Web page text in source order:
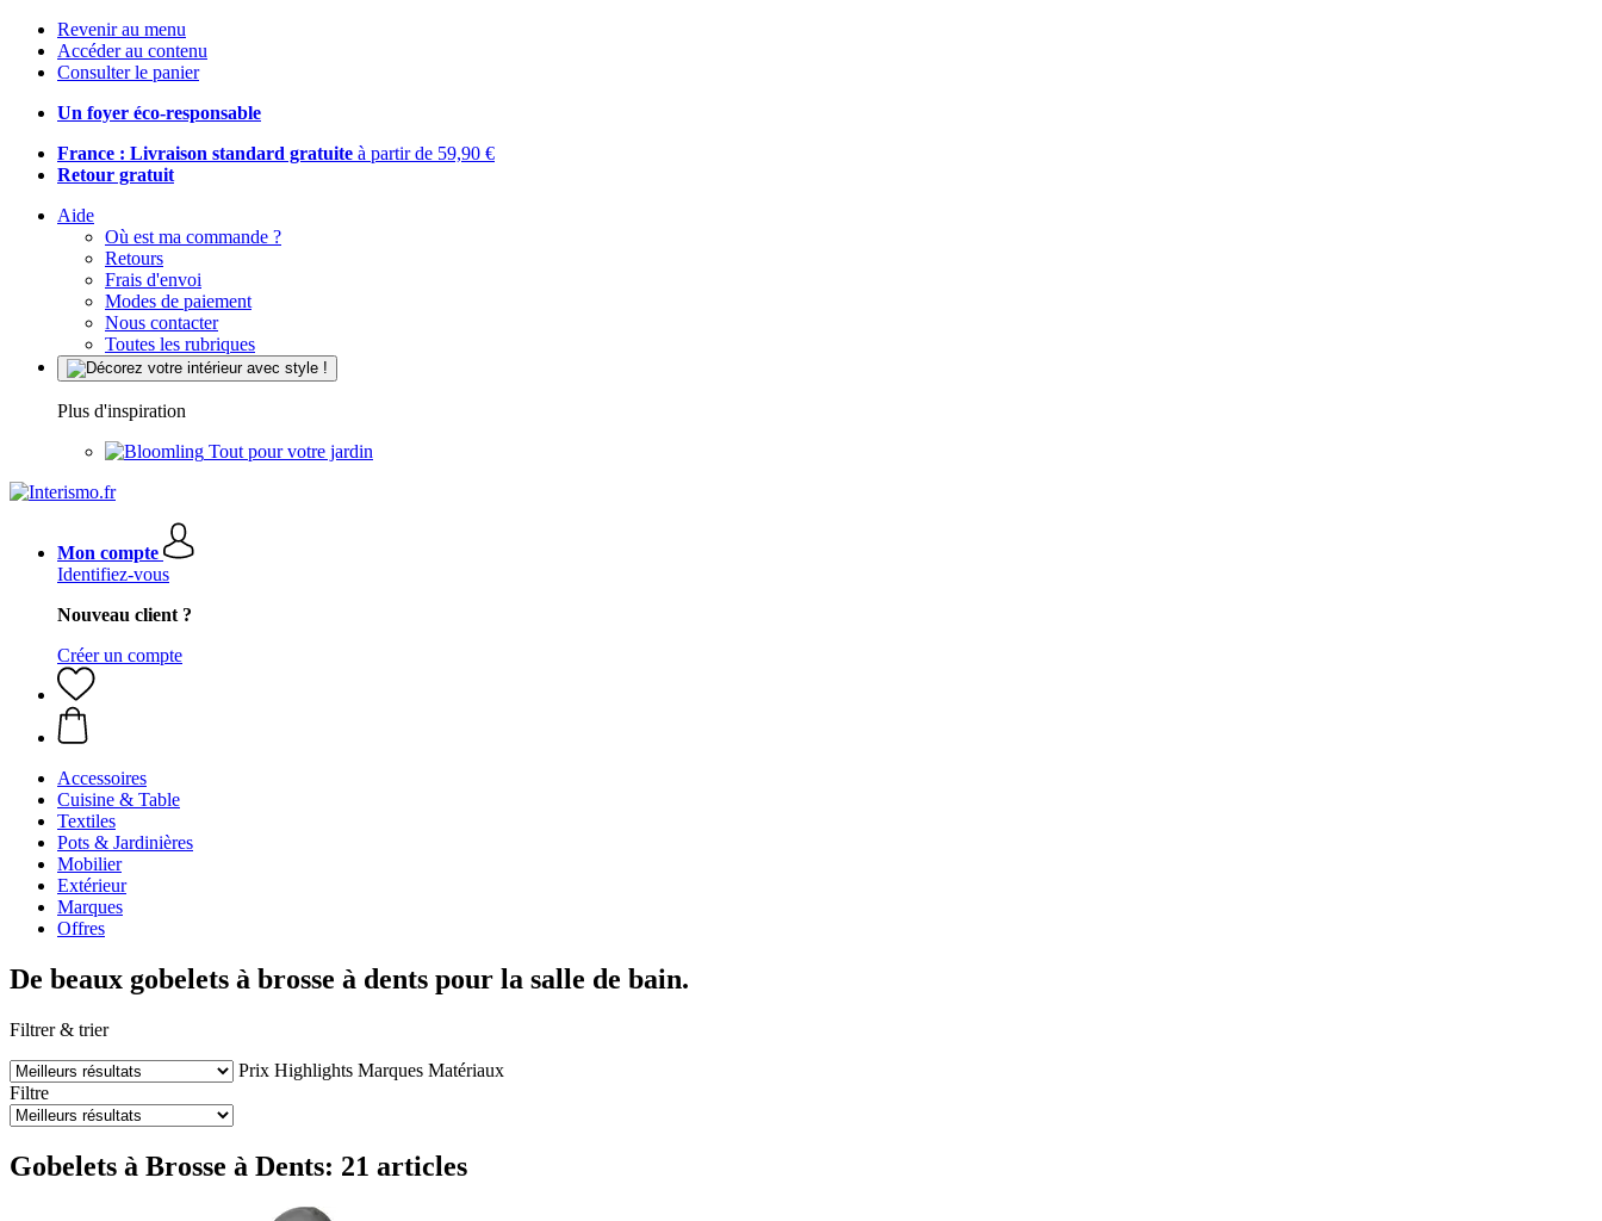
Revenir au menu
Accéder au contenu
Consulter le panier
Un foyer éco-responsable
France : Livraison standard gratuite à partir de 59,90 €
Retour gratuit
Aide
Où est ma commande ?
Retours
Frais d'envoi
Modes de paiement
Nous contacter
Toutes les rubriques
Plus d'inspiration
Tout pour votre jardin
Mon compte
Identifiez-vous
Nouveau client ?
Créer un compte
Accessoires
Cuisine & Table
Textiles
Pots & Jardinières
Mobilier
Extérieur
Marques
Offres
De beaux gobelets à brosse à dents pour la salle de bain.
Filtrer & trier
Prix Highlights Marques Matériaux
Filtre
Gobelets à Brosse à Dents: 21 articles